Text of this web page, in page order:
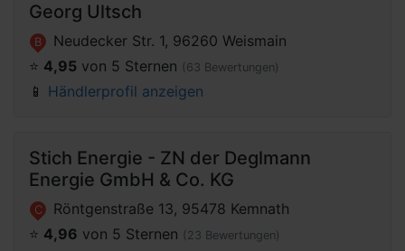
Georg Ultsch
B
Neudecker Str. 1, 96260 Weismain
⭐️ 4,95 von 5 Sternen (63 Bewertungen)
📱 Händlerprofil anzeigen
Stich Energie - ZN der Deglmann
Energie GmbH & Co. KG
C
Röntgenstraße 13, 95478 Kemnath
⭐️ 4,96 von 5 Sternen (23 Bewertungen)